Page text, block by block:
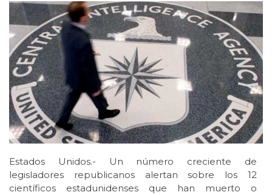
Estados Unidos.- Un número creciente de
legisladores republicanos alertan sobre los 12
científicos estadunidenses que han muerto o